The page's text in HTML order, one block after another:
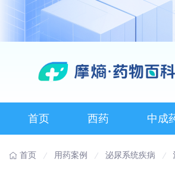
首页 西药 中成
首页 用药案例 泌尿系统疾病